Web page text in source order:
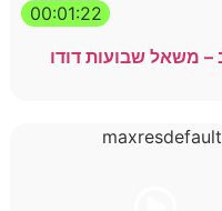
00:01:22
משאל שבועות דודו